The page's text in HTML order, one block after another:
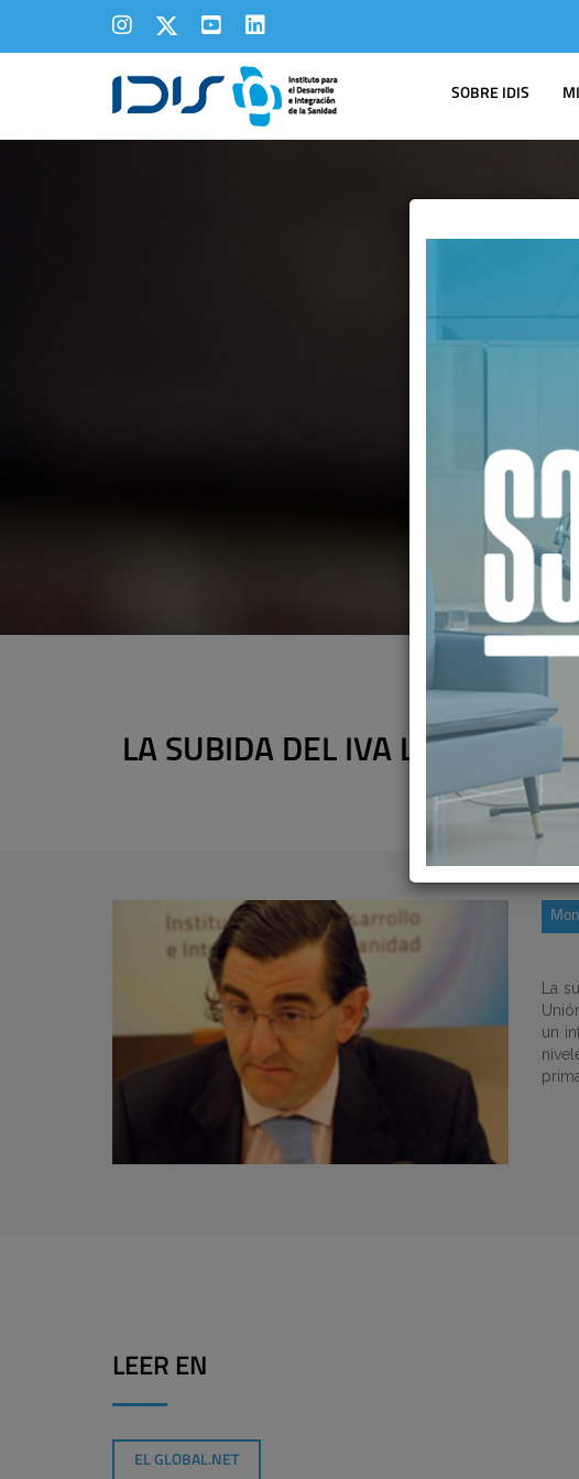
SOBRE IDIS
LA SUBIDA DEL IVA LE
La
un
LEER EN
EL GLOBAL.NET